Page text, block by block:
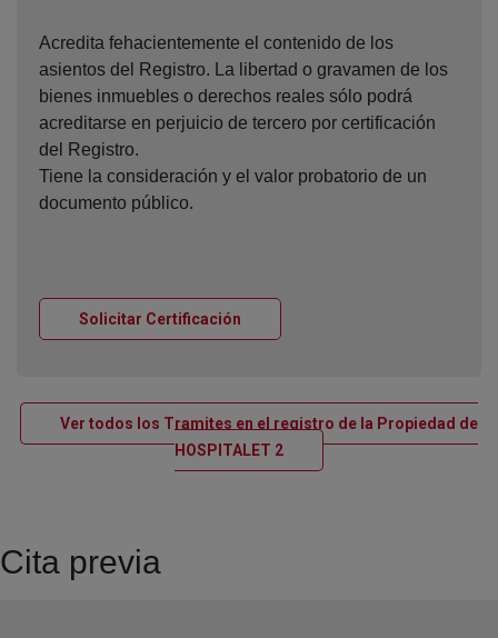
Acredita fehacientemente el contenido de los
asientos del Registro. La libertad o gravamen de los
bienes inmuebles o derechos reales sólo podrá
acreditarse en perjuicio de tercero por certificación
del Registro.
Tiene la consideración y el valor probatorio de un
documento público.
Solicitar Certificación
Ver todos los Tramites en el registro de la Propiedad de
HOSPITALET 2 Ventana nueva
Cita previa